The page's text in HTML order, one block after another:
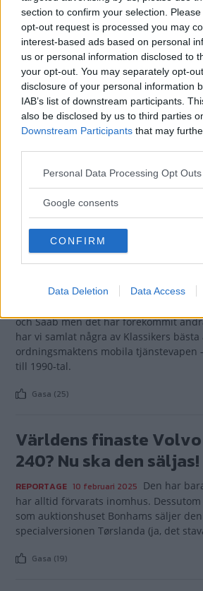
section to confirm your selection.
opt-out request is processed you may
interest-based ads based on personal
us or personal information disclosed to
your opt-out. You may separately opt-
disclosure of your personal information
IAB’s list of downstream participants.
also be disclosed by us to third parties
Downstream Participants that may
Please note that this website/app uses
not limited to your visit or usage
use your data for below specified
consent section.
Personal Data Processing Opt Outs
Google consents
CONFIRM
Data Deletion Data Access
740-köparen med pengar på ficka och
en ny modell att fundera på när GLT
lanserades.
Gasa (2)
Budstriden över – så
blev lågmilar-Volvon
En udda
245 har sålts av auktionshuset
nästan 290 000 kronor.
Gasa (22)
Samlarutgåva #38:
Polisbilar!
och Saab men det har förekommit
har vi samlat några av Klassikers
ordningsmaktens mobila tjänstevapen
till 1990-tal.
Gasa (25)
Världens finaste Volvo
240? Nu ska den säljas!
REPORTAGE 10 februari 2025 Den har
har alltid förvarats inomhus. Dessutom
som auktionshuset Bonhams säljer
specialversionen Tørslanda (ja, det
Gasa (19)